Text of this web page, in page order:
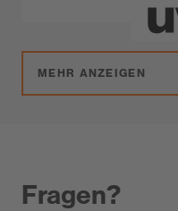
MEHR ANZEIGEN
Fragen?